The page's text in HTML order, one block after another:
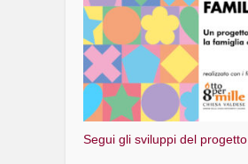
Segui gli sviluppi del progetto